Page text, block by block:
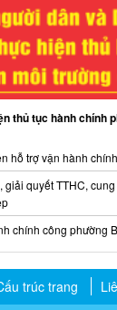
thủ tục hành chính
hỗ trợ vận hành
quyết TTHC,
chính công phường
trúc trang